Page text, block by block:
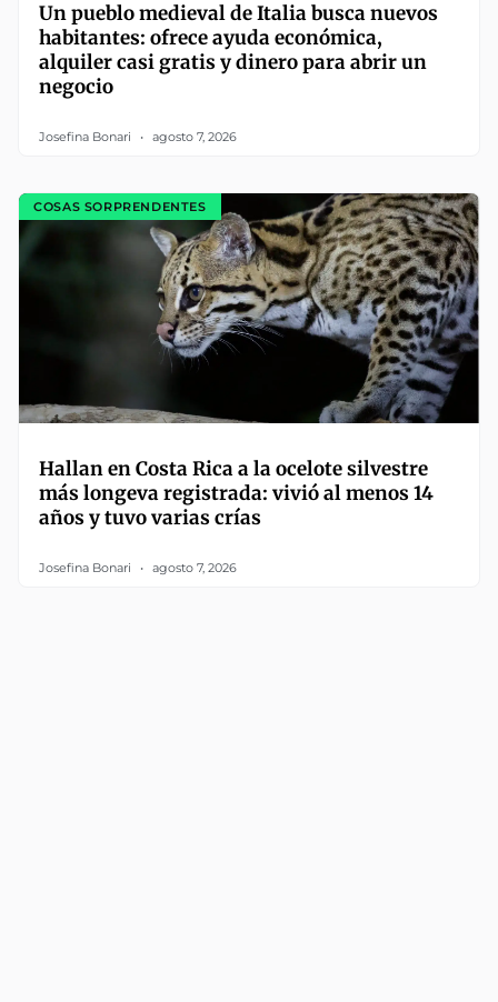
Un pueblo medieval de Italia busca nuevos
habitantes: ofrece ayuda económica,
alquiler casi gratis y dinero para abrir un
negocio
Josefina Bonari agosto 7, 2026
COSAS SORPRENDENTES
Hallan en Costa Rica a la ocelote silvestre
más longeva registrada: vivió al menos 14
años y tuvo varias crías
Josefina Bonari agosto 7, 2026